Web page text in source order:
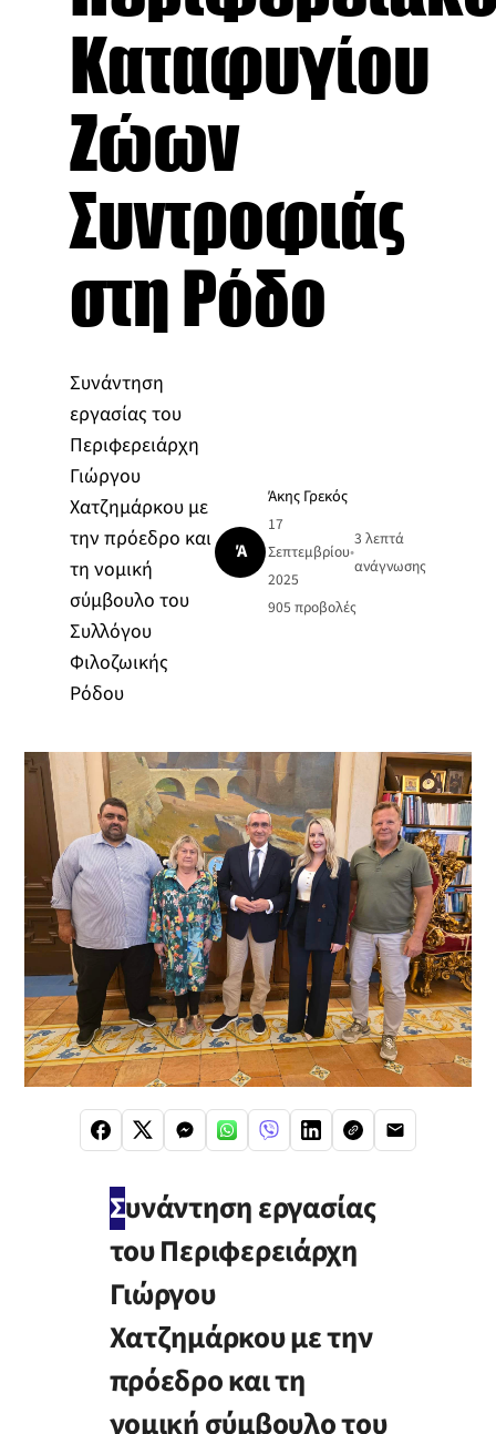
Καταφυγίου
Ζώων
Συντροφιάς
στη Ρόδο
Συνάντηση
εργασίας του
Περιφερειάρχη
Γιώργου
Χατζημάρκου με
την πρόεδρο και
τη νομική
σύμβουλο του
Συλλόγου
Φιλοζωικής
Ρόδου
Ά
Άκης Γρεκός
17
Σεπτεμβρίου
2025
•
3 λεπτά
ανάγνωσης
905 προβολές
Συνάντηση εργασίας
του Περιφερειάρχη
Γιώργου
Χατζημάρκου με την
πρόεδρο και τη
νομική σύμβουλο του